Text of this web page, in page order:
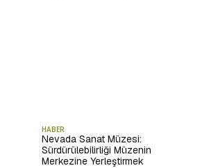
HABER
Nevada Sanat Müzesi:
Sürdürülebilirliği Müzenin
Merkezine Yerleştirmek